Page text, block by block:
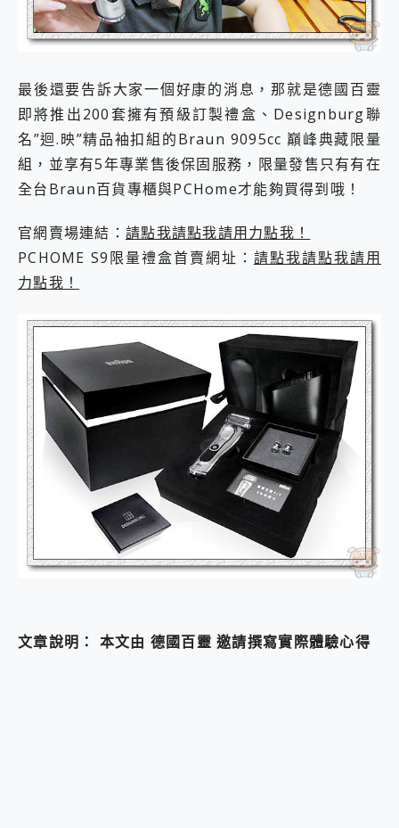
最後還要告訴大家一個好康的消息，那就是德國百靈
即將推出200套擁有預級訂製禮盒、Designburg聯
名”迴.映”精品袖扣組的Braun 9095cc 巔峰典藏限量
組，並享有5年專業售後保固服務，限量發售只有有在
全台Braun百貨專櫃與PCHome才能夠買得到哦！
官網賣場連結： 請點我請點我請用力點我！
PCHOME S9限量禮盒首賣網址： 請點我請點我請用
力點我！
文章說明： 本文由 德國百靈 邀請撰寫實際體驗心得